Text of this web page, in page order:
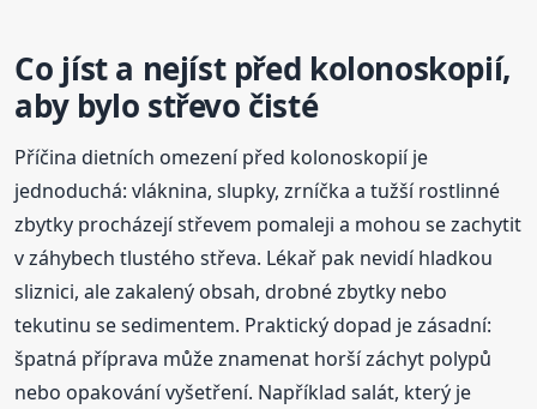
Co jíst a nejíst před kolonoskopií,
aby bylo střevo čisté
Příčina dietních omezení před kolonoskopií je
jednoduchá: vláknina, slupky, zrníčka a tužší rostlinné
zbytky procházejí střevem pomaleji a mohou se zachytit
v záhybech tlustého střeva. Lékař pak nevidí hladkou
sliznici, ale zakalený obsah, drobné zbytky nebo
tekutinu se sedimentem. Praktický dopad je zásadní:
špatná příprava může znamenat horší záchyt polypů
nebo opakování vyšetření. Například salát, který je